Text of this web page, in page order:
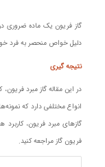
گاز فریون یک ماده ضروری
دلیل خواص منحصر به فرد
نتیجه‌ گیری
در این مقاله گاز مبرد
انواع مختلفی دارد که
گازهای مبرد فریون،
فریون گاز مراجعه کنید.